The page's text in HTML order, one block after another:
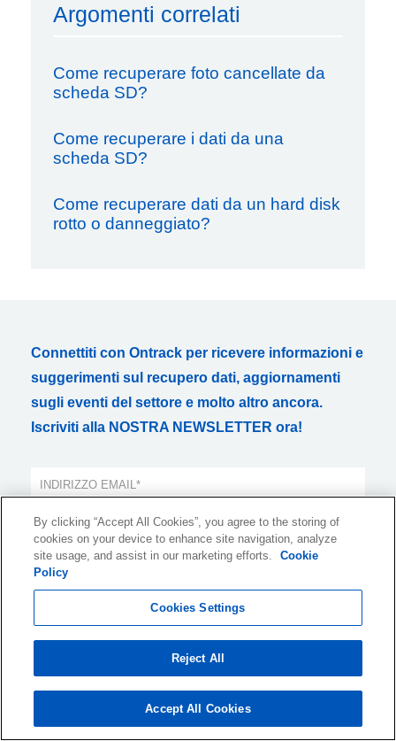
Argomenti correlati
Come recuperare foto cancellate da
scheda SD?
Come recuperare i dati da una
scheda SD?
Come recuperare dati da un hard disk
rotto o danneggiato?
Connettiti con Ontrack per ricevere informazioni e
suggerimenti sul recupero dati, aggiornamenti
sugli eventi del settore e molto altro ancora.
Iscriviti alla NOSTRA NEWSLETTER ora!
Desidero ricevere via email informazioni mensili su prodotti e
servizi o argomenti correlati. Posso ritirare il mio consenso in
qualsiasi momento. Tutte le email contengono un link di
cancellazione.
Per informazioni su come raccogliamo, trattiamo e conserviamo i tuoi
dati personali, consulta la nostra
By clicking “Accept All Cookies”, you agree to the storing of
cookies on your device to enhance site navigation, analyze
site usage, and assist in our marketing efforts.
Cookie
Policy
Cookies Settings
Reject All
Accept All Cookies